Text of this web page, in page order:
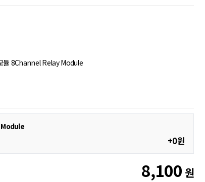
듈 8Channel Relay Module
Module
+0원
8,100 원